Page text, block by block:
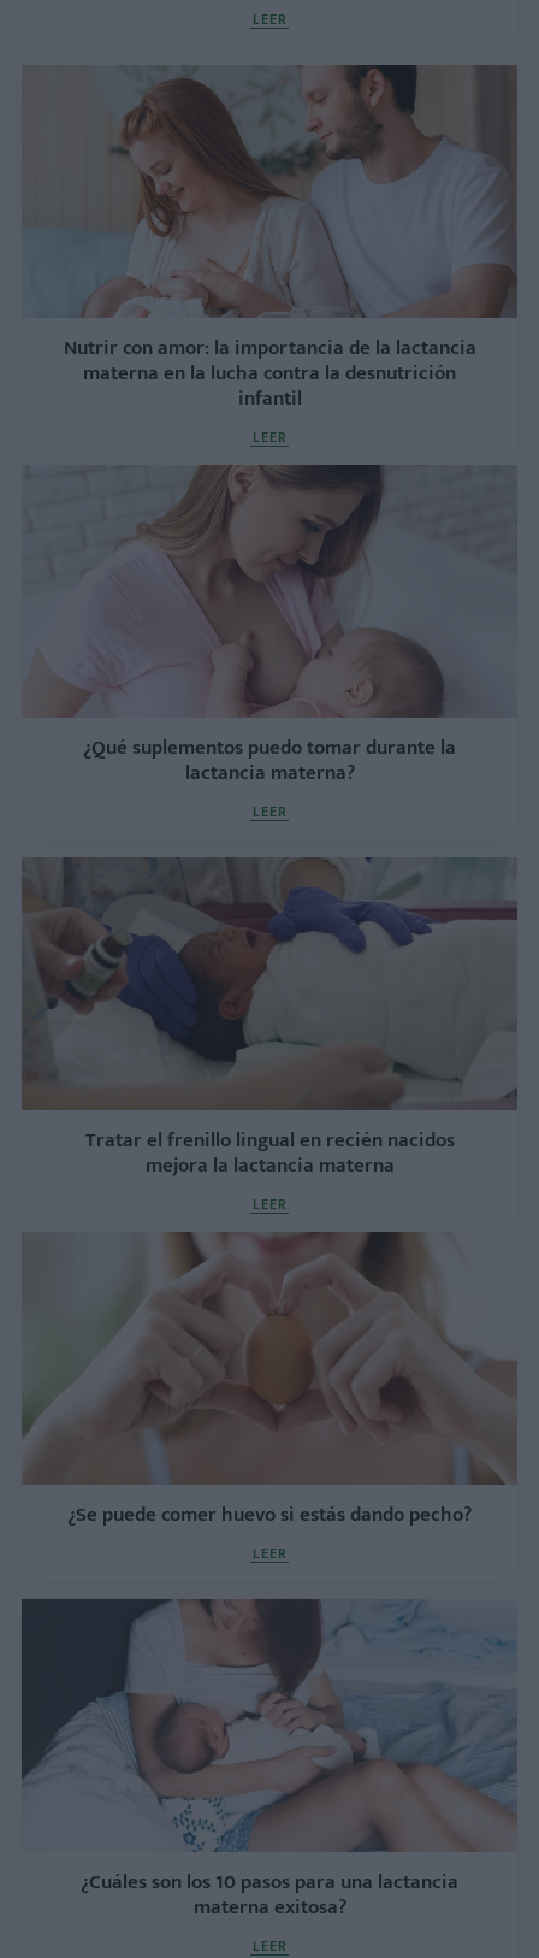
LEER
Nutrir con amor: la importancia de la lactancia
materna en la lucha contra la desnutrición
infantil
LEER
¿Qué suplementos puedo tomar durante la
lactancia materna?
LEER
Tratar el frenillo lingual en recién nacidos
mejora la lactancia materna
LEER
¿Se puede comer huevo si estás dando pecho?
LEER
¿Cuáles son los 10 pasos para una lactancia
materna exitosa?
LEER